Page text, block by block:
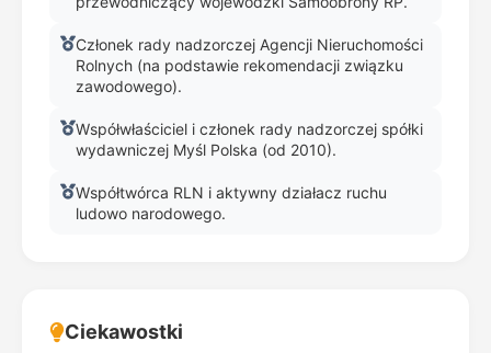
Członek rady nadzorczej Agencji Nieruchomości
Rolnych (na podstawie rekomendacji związku
zawodowego).
Współwłaściciel i członek rady nadzorczej spółki
wydawniczej Myśl Polska (od 2010).
Współtwórca RLN i aktywny działacz ruchu
ludowo narodowego.
Ciekawostki